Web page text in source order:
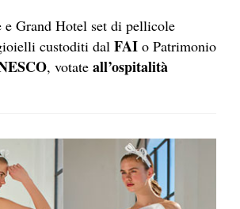
e Grand Hotel set di pellicole
custoditi dal FAI o Patrimonio
, votate all’ospitalità